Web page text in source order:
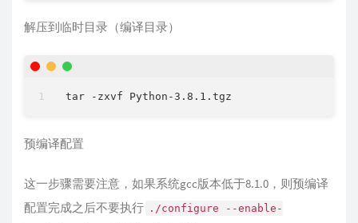
解压到临时目录（编译目录）
预编译配置
这一步骤需要注意，如果系统gcc版本低于8.1.0，则预编译
配置完成之后不要执行 ./configure --enable-